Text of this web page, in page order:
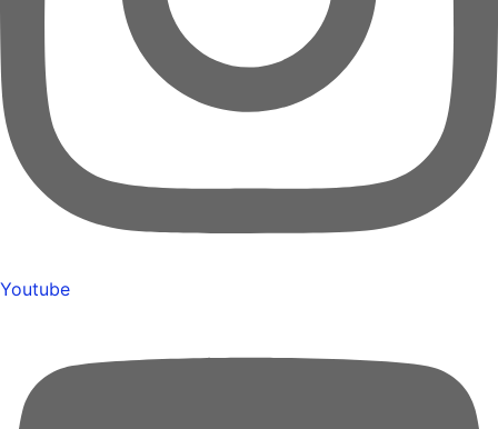
Youtube